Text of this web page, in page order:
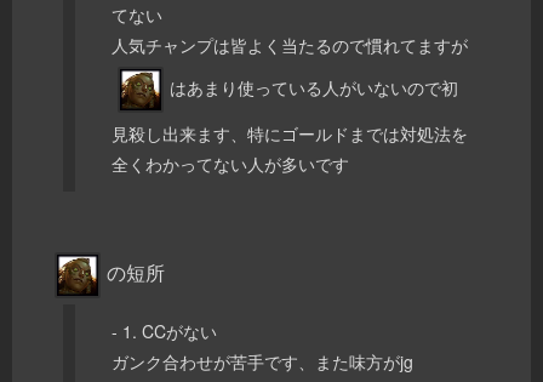
てない
人気チャンプは皆よく当たるので慣れてますが
はあまり使っている人がいないので初
見殺し出来ます、特にゴールドまでは対処法を
全くわかってない人が多いです
の短所
- 1. CCがない
ガンク合わせが苦手です、また味方がjg